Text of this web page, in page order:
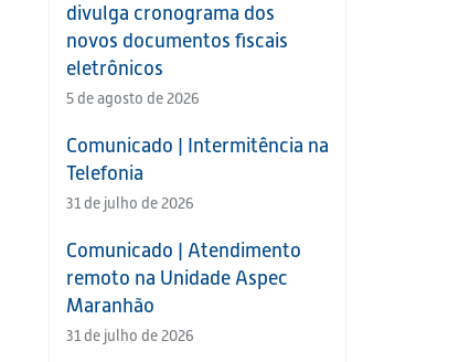
divulga cronograma dos
novos documentos fiscais
eletrônicos
5 de agosto de 2026
Comunicado | Intermitência na
Telefonia
31 de julho de 2026
Comunicado | Atendimento
remoto na Unidade Aspec
Maranhão
31 de julho de 2026